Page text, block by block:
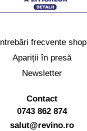
Întrebări frecvente shop
Apariții în presă
Newsletter
Contact
0743 862 874
salut@revino.ro